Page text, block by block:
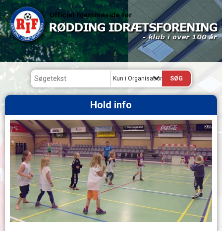
Kun i Organisation
Hold info